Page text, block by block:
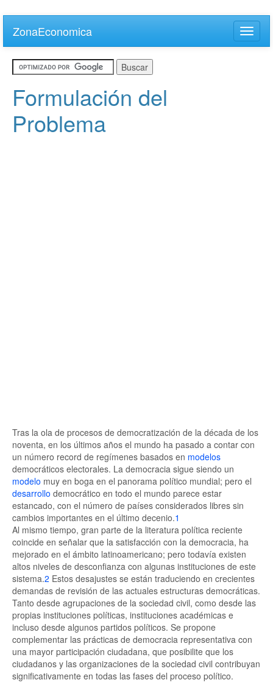
main
content
ZonaEconomica
Toggle
Formulación del
Problema
Tras la ola de procesos de democratización de la década de los
noventa, en los últimos años el mundo ha pasado a contar con
un número record de regímenes basados en modelos
democráticos electorales. La democracia sigue siendo un
modelo muy en boga en el panorama político mundial; pero el
desarrollo democrático en todo el mundo parece estar
estancado, con el número de países considerados libres sin
cambios importantes en el último decenio.1
Al mismo tiempo, gran parte de la literatura política reciente
coincide en señalar que la satisfacción con la democracia, ha
mejorado en el ámbito latinoamericano; pero todavía existen
altos niveles de desconfianza con algunas instituciones de este
sistema.2 Estos desajustes se están traduciendo en crecientes
demandas de revisión de las actuales estructuras democráticas.
Tanto desde agrupaciones de la sociedad civil, como desde las
propias instituciones políticas, instituciones académicas e
incluso desde algunos partidos políticos. Se propone
complementar las prácticas de democracia representativa con
una mayor participación ciudadana, que posibilite que los
ciudadanos y las organizaciones de la sociedad civil contribuyan
significativamente en todas las fases del proceso político.